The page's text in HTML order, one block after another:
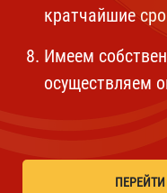
кратчайшие
Имеем
осуществляем